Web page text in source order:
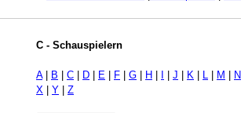
C - Schauspielern
A| B C D E F G H J K L M N
X
Y Z